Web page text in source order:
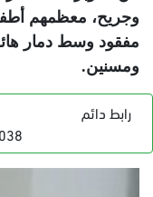
مفقود وسط دمار
ومسنين.
رابط دائم